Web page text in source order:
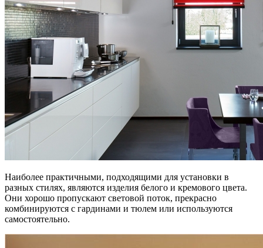
Наиболее практичными, подходящими для установки в
разных стилях, являются изделия белого и кремового цвета.
Они хорошо пропускают световой поток, прекрасно
комбинируются с гардинами и тюлем или используются
самостоятельно.